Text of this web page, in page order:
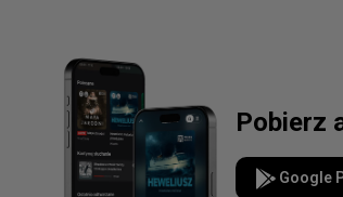
Pobierz
Google